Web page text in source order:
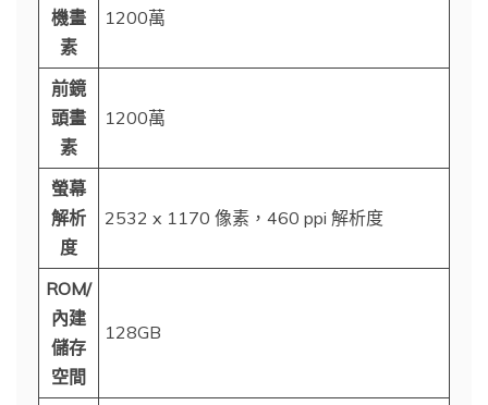
機畫
素
1200萬
前鏡
頭畫
素
1200萬
螢幕
解析
度
2532 x 1170 像素，460 ppi 解析度
ROM/
內建
儲存
空間
128GB